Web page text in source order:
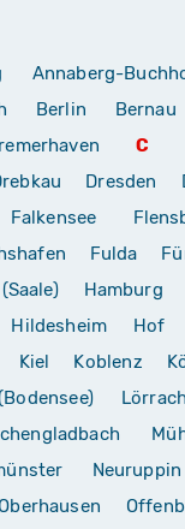
Annaberg-
Berlin
C
Dresden
Falkensee
Fulda
Hamburg
Hildesheim Hof
Kiel Koblenz
Lörrach
Neuruppin
Oberhausen